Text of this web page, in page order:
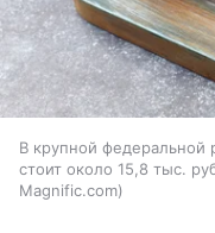
В крупной федеральной
стоит около 15,8 тыс.
Magnific.com